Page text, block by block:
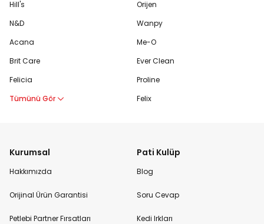
Hill's
N&D
Acana
Brit Care
Felicia
Tümünü Gör
Orijen
Wanpy
Me-O
Ever Clean
Proline
Felix
Kurumsal
Hakkımızda
Orijinal Ürün Garantisi
Petlebi Partner Fırsatları
Pati Kulüp
Blog
Soru Cevap
Kedi Irkları